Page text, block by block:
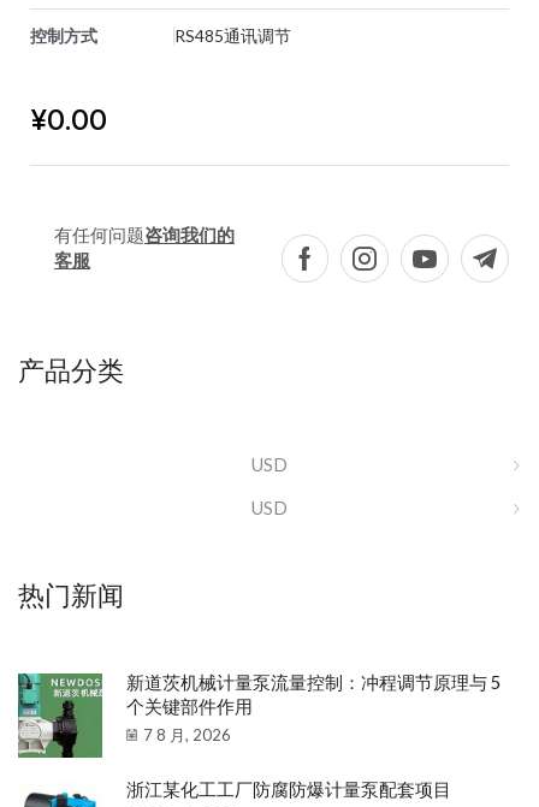
控制方式 RS485通讯调节
¥0.00
有任何问题咨询我们的
客服
产品分类
USD
USD
热门新闻
新道茨机械计量泵流量控制：冲程调节原理与 5
个关键部件作用
7 8 月, 2026
浙江某化工工厂防腐防爆计量泵配套项目